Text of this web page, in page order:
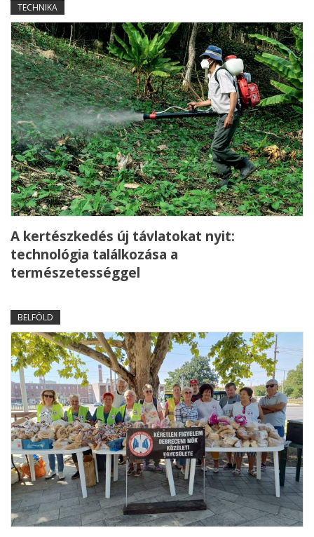
TECHNIKA
A kertészkedés új távlatokat nyit:
technológia találkozása a
természetességgel
BELFÖLD